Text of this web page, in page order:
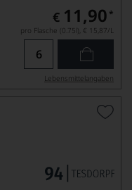
€ 11,90 *
pro Flasche (0.75l), € 15,87/L
Lebensmittel­angaben